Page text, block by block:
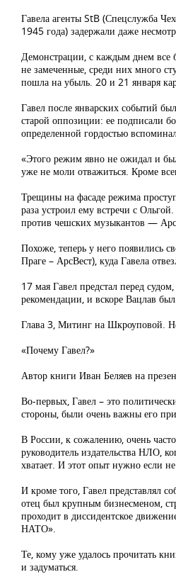
Гавела агенты StB (Спецслужба
1945 года) задержали даже
Демонстрации, с каждым днем все
не замеченные, среди них много
пошла на убыль. 20 и 21 января
Гавел после январских событий
старой оппозиции: ее подписали
определенной гордостью
«Этого режим явно не ожидал и был
уже не моли отважиться. Кроме
Трещины на фасаде режима
раза устроил ему встречи с
против чешских музыкантов —
Похоже, теперь у него появились
Праге – АрсВест), куда Гавела
17 мая Гавел предстал перед
рекомендации, и вскоре Вацлав
Глава 3, Митинг на Шкроуповой.
«Почему Гавел?»
Автор книги Иван Беляев на
Во-первых, Гавел – это
стороны, были очень важны его
В России, к сожалению, очень
руководитель издательства НЛО,
хватает. И этот опыт нужно если
И кроме того, Гавел представлял
отец был крупным бизнесменом,
проходит в диссидентское
НАТО».
Те, кому уже удалось прочитать
и задуматься.